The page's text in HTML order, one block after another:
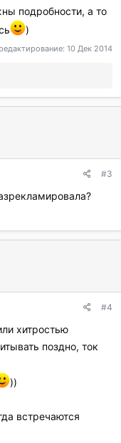
подробности, а то
)
10 Дек 2014
#3
#4
хитростью
поздно, ток
))
встречаются